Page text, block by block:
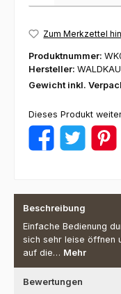
Zum Merkzettel
Produktnummer:
Hersteller:
Gewicht inkl.
Dieses Produkt
Beschreibung
Einfache Bedienung
sich sehr leise öffnen
auf die… Mehr
Bewertungen